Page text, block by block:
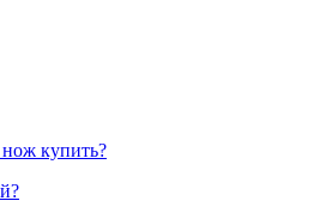
купить?